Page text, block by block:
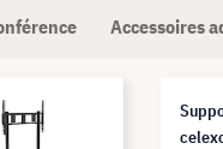
Accessoires